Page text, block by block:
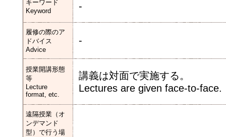
キーワード
Keyword
-
履修の際のア
ドバイス
Advice
-
授業開講形態
等
Lecture
format, etc.
講義は対面で実施する。
Lectures are given face-to-face.
遠隔授業（オ
ンデマンド
型）で行う場